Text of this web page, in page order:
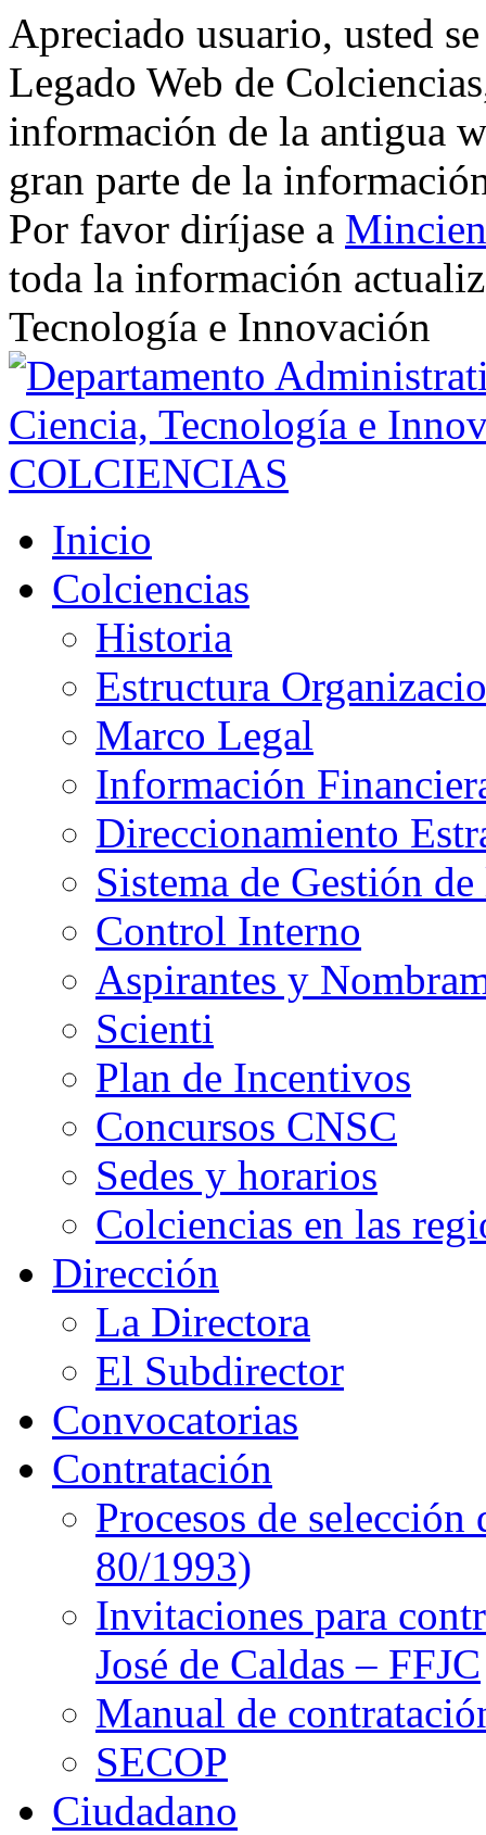
Apreciado usuario, usted
Legado Web de
información de la antigua
gran parte de la
Por favor diríjase a
toda la información
Tecnología e Innovación
Inicio
Colciencias
Historia
Estructura
Marco Legal
Información
Direccionamiento
Sistema de Gestión
Control Interno
Aspirantes y
Scienti
Plan de Incentivos
Concursos CNSC
Sedes y horarios
Colciencias en las
Dirección
La Directora
El Subdirector
Convocatorias
Contratación
Procesos de
80/1993)
Invitaciones para
José de Caldas – FFJC
Manual de
SECOP
Ciudadano